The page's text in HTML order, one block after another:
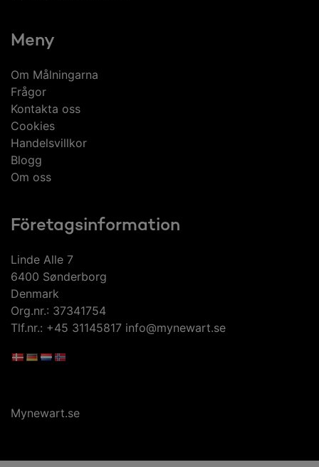
Meny
Om Målningarna
Frågor
Kontakta oss
Cookies
Handelsvillkor
Blogg
Om oss
Företagsinformation
Linde Alle 7
6400 Sønderborg
Denmark
Org.nr.: 37341754
Tlf.nr.: +45 31145817 info@mynewart.se
Mynewart.se